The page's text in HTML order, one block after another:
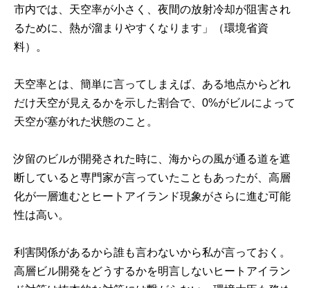
市内では、天空率が小さく、夜間の放射冷却が阻害され
るために、熱が溜まりやすくなります」
（環境省資
料）
。
天空率とは、簡単に言ってしまえば、ある地点からどれ
だけ天空が見えるかを示した割合で、0%がビルによって
天空が塞がれた状態のこと。
汐留のビルが開発された時に、海からの風が通る道を遮
断していると専門家が言っていたこともあったが、高層
化が一層進むとヒートアイランド現象がさらに進む可能
性は高い。
利害関係があるから誰も言わないから私が言っておく。
高層ビル開発をどうするかを明言しないヒートアイラン